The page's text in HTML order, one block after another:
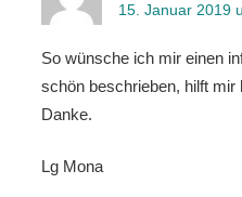
15. Januar 2019
So wünsche ich mir einen
schön beschrieben, hilft mir
Danke.
Lg Mona